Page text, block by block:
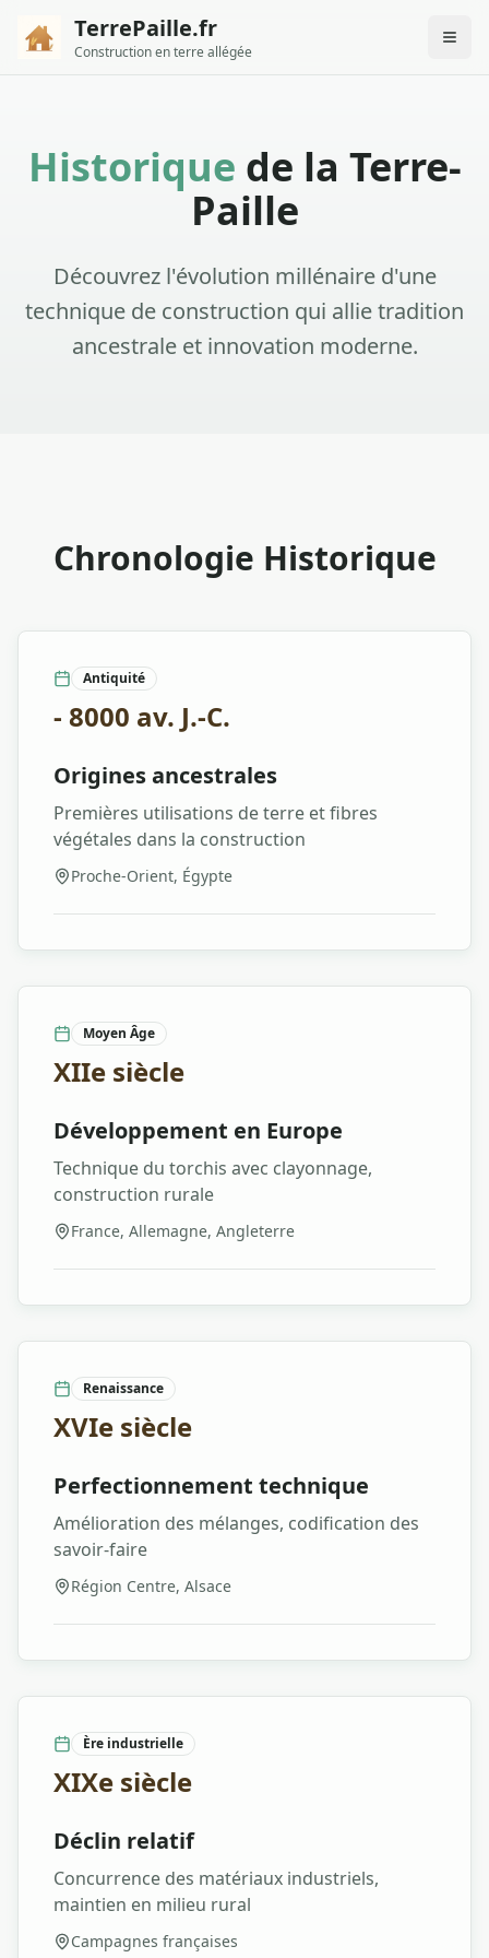
TerrePaille.fr
Construction en terre allégée
Historique de la Terre-
Paille
Découvrez l'évolution millénaire d'une
technique de construction qui allie tradition
ancestrale et innovation moderne.
Chronologie Historique
Antiquité
- 8000 av. J.-C.
Origines ancestrales
Premières utilisations de terre et fibres
végétales dans la construction
Proche-Orient, Égypte
Moyen Âge
XIIe siècle
Développement en Europe
Technique du torchis avec clayonnage,
construction rurale
France, Allemagne, Angleterre
Renaissance
XVIe siècle
Perfectionnement technique
Amélioration des mélanges, codification des
savoir-faire
Région Centre, Alsace
Ère industrielle
XIXe siècle
Déclin relatif
Concurrence des matériaux industriels,
maintien en milieu rural
Campagnes françaises